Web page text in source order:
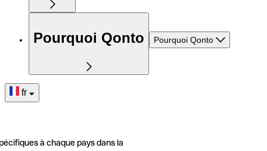
Pourquoi Qonto Pourquoi Qonto
fr
à chaque pays dans la